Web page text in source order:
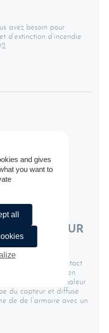
avez besoin pour
d’extinction d’incendie
POUR
directement au contact
de monter en
La montée en chaleur
du capteur et diffuse
de de l’armoire avec un
and gives
you want to
all